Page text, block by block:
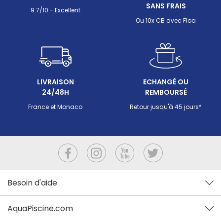
ou au
9.7/10 - Excellent
SANS FRAIS
Ou 10x CB avec Floa
LIVRAISON
24/48H
France et Monaco
ECHANGÉ OU
REMBOURSÉ
Retour jusqu'à 45 jours*
Besoin d'aide
AquaPiscine.com